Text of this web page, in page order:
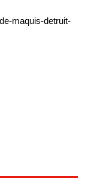
maquis-detruit-